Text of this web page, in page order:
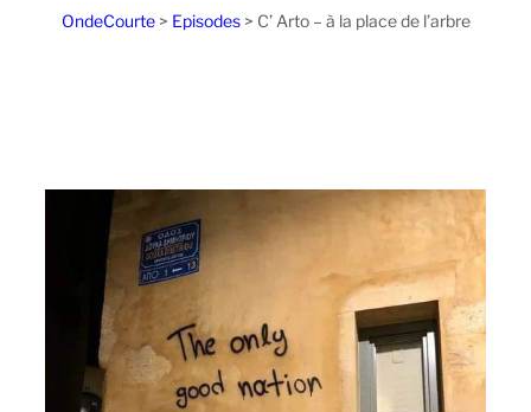
OndeCourte> Episodes> C’ Arto – à la place de l’arbre